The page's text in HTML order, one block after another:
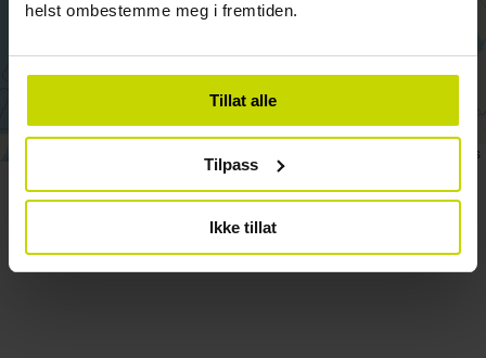
helst ombestemme meg i fremtiden.
Tillat alle
Tilpass
Ikke tillat
contributors